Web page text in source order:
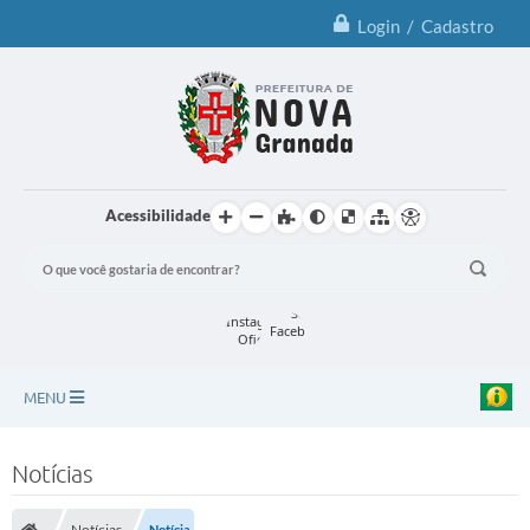
Login / Cadastro
Acessibilidade
MENU
Notícias